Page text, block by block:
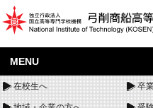
MENU
在校生へ 卒